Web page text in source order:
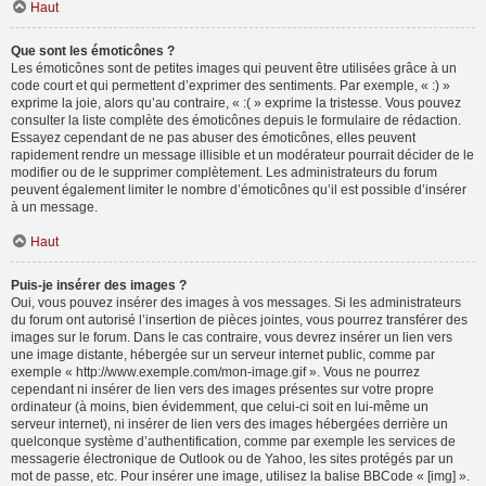
Haut
Que sont les émoticônes ?
Les émoticônes sont de petites images qui peuvent être utilisées grâce à un
code court et qui permettent d’exprimer des sentiments. Par exemple, « :) »
exprime la joie, alors qu’au contraire, « :( » exprime la tristesse. Vous pouvez
consulter la liste complète des émoticônes depuis le formulaire de rédaction.
Essayez cependant de ne pas abuser des émoticônes, elles peuvent
rapidement rendre un message illisible et un modérateur pourrait décider de le
modifier ou de le supprimer complètement. Les administrateurs du forum
peuvent également limiter le nombre d’émoticônes qu’il est possible d’insérer
à un message.
Haut
Puis-je insérer des images ?
Oui, vous pouvez insérer des images à vos messages. Si les administrateurs
du forum ont autorisé l’insertion de pièces jointes, vous pourrez transférer des
images sur le forum. Dans le cas contraire, vous devrez insérer un lien vers
une image distante, hébergée sur un serveur internet public, comme par
exemple « http://www.exemple.com/mon-image.gif ». Vous ne pourrez
cependant ni insérer de lien vers des images présentes sur votre propre
ordinateur (à moins, bien évidemment, que celui-ci soit en lui-même un
serveur internet), ni insérer de lien vers des images hébergées derrière un
quelconque système d’authentification, comme par exemple les services de
messagerie électronique de Outlook ou de Yahoo, les sites protégés par un
mot de passe, etc. Pour insérer une image, utilisez la balise BBCode « [img] ».